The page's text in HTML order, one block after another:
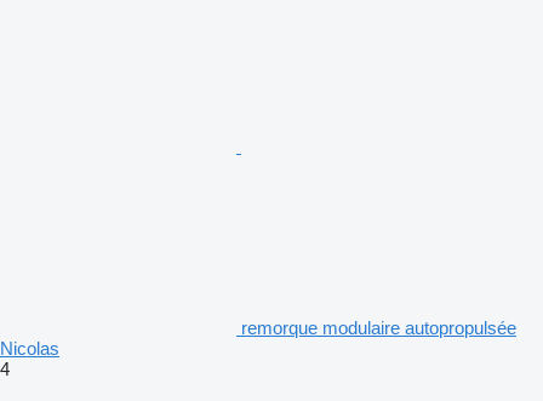
remorque modulaire autopropulsée
Nicolas
4